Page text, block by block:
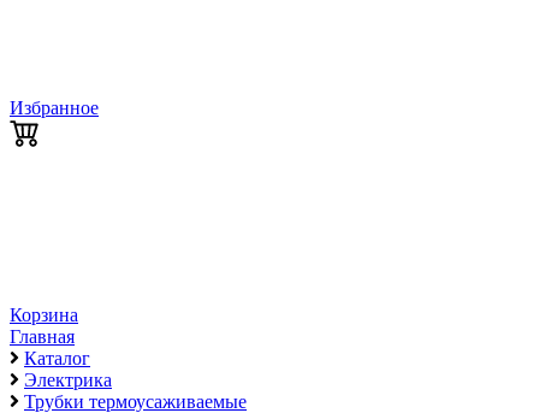
Избранное
Корзина
Главная
Каталог
Электрика
Трубки термоусаживаемые